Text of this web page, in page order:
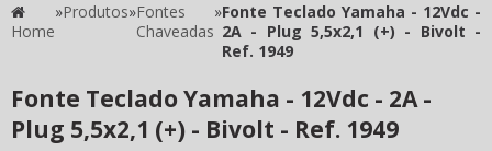
Home
»Produtos»Fontes
Chaveadas
»Fonte Teclado Yamaha - 12Vdc -
2A - Plug 5,5x2,1 (+) - Bivolt -
Ref. 1949
Fonte Teclado Yamaha - 12Vdc - 2A -
Plug 5,5x2,1 (+) - Bivolt - Ref. 1949